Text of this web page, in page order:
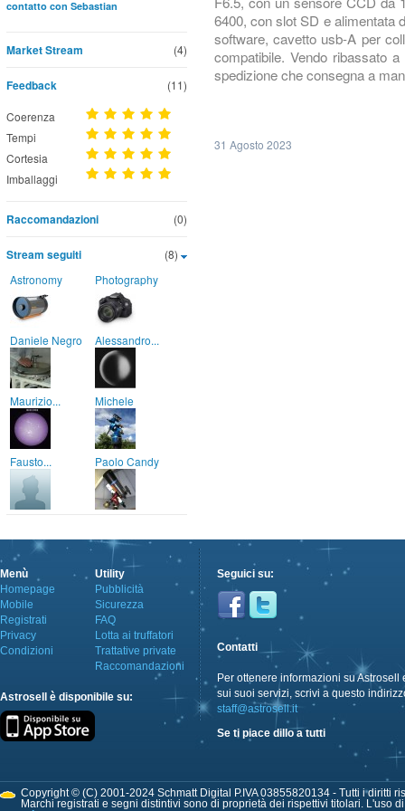
contatto con Sebastian
(4)
Market Stream
Feedback (11)
Coerenza
Tempi
Cortesia
Imballaggi
(0)
Raccomandazioni
(8)
Stream seguiti
Astronomy Photography
Daniele Negro Alessandro...
Maurizio... Michele
Fausto... Paolo Candy
6400, con slot SD e alimentata
software, cavetto usb-A per
compatibile. Vendo ribassato
spedizione che consegna a
31 Agosto 2023
Menù
Homepage
Mobile
Registrati
Privacy
Condizioni
Utility
Pubblicità
Sicurezza
FAQ
Lotta ai truffatori
Trattative private
Raccomandazioni
Astrosell è disponibile su:
Seguici su:
Contatti
Per ottenere informazioni su Astrosell
sui suoi servizi, scrivi a questo
staff@astrosell.it
Se ti piace dillo a tutti
Copyright © (C) 2001-2024 Schmatt Digital P.IVA 03855820134 - Tutti i diritti
Marchi registrati e segni distintivi sono di proprietà dei rispettivi titolari. L'uso